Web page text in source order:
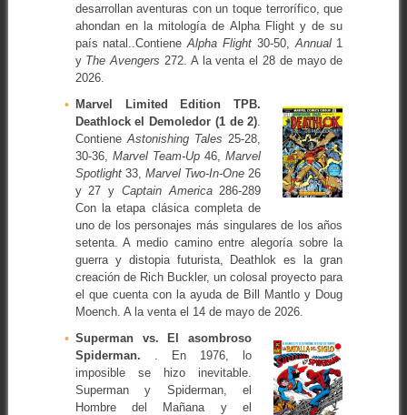
desarrollan aventuras con un toque terrorífico, que
ahondan en la mitología de Alpha Flight y de su
país natal..ContieneAlpha Flight 30-50,Annual1
y The Avengers 272. A la venta el 28 de mayo de
2026.
Marvel Limited Edition TPB.
Deathlock el Demoledor (1 de 2)
Contiene Astonishing Tales 25-28,
30-36, Marvel Team-Up 46,Marvel
Spotlight33, Marvel Two-In-One 26
y 27 y Captain America286-289
Con la etapa clásica completa de
uno de los personajes más singulares de los años
setenta. A medio camino entre alegoría sobre la
guerra y distopia futurista, Deathlok es la gran
creación de Rich Buckler, un colosal proyecto para
el que cuenta con la ayuda de Bill Mantlo y Doug
Moench. A la venta el 14 de mayo de 2026.
Superman vs. El asombroso
Spiderman.
. En 1976, lo
imposible se hizo inevitable.
Superman y Spiderman, el
Hombre del Mañana y el